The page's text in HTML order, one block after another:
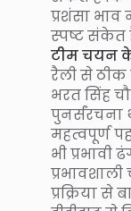
प्रशंसा भाव
स्पष्ट संकेत
टीम चयन
रैली से ठीक
भरत सिंह
पुनर्संरचना
महत्वपूर्ण
भी
प्रक्रिया से